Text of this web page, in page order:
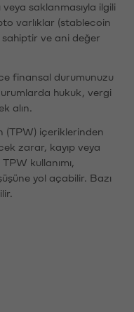
veya saklanmasıyla ilgili
varlıklar (stablecoin
ve ani değer
finansal durumunuzu
hukuk, vergi
alın.
(TPW) içeriklerinden
zarar, kayıp veya
kullanımı,
yol açabilir. Bazı